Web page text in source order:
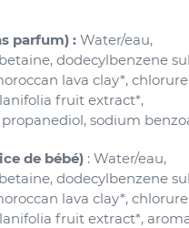
parfum) : Water/eau,
dodecylbenzene
lava clay*,
fruit extract*,
sodium
de bébé) : Water/eau,
dodecylbenzene
lava clay*,
fruit extract*,